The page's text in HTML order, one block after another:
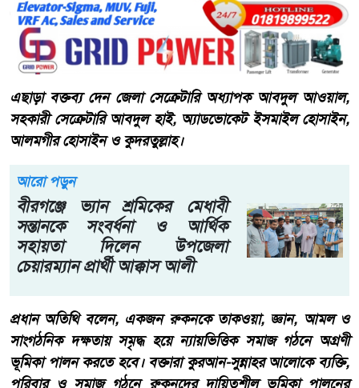
এছাড়া বক্তব্য দেন জেলা সেক্রেটারি অধ্যাপক আবদুল আওয়াল,
সহকারী সেক্রেটারি আবদুল হাই, অ্যাডভোকেট ইসমাইল হোসাইন,
আলমগীর হোসাইন ও কুদরতুল্লাহ।
আরো পড়ুন
বীরগঞ্জে ভ্যান শ্রমিকের মেধাবী
সন্তানকে সংবর্ধনা ও আর্থিক
সহায়তা দিলেন উপজেলা
চেয়ারম্যান প্রার্থী আক্কাস আলী
প্রধান অতিথি বলেন, একজন রুকনকে তাকওয়া, জ্ঞান, আমল ও
সাংগঠনিক দক্ষতায় সমৃদ্ধ হয়ে ন্যায়ভিত্তিক সমাজ গঠনে অগ্রণী
ভূমিকা পালন করতে হবে। বক্তারা কুরআন-সুন্নাহর আলোকে ব্যক্তি,